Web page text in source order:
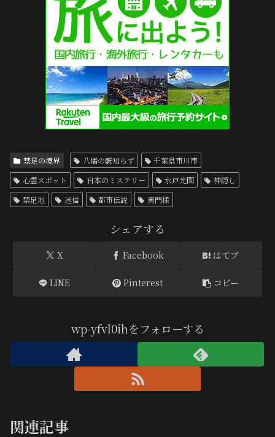
禁足の境界 八幡の藪知らず
千葉県市川市
心霊スポット
日本のミステリー 水戸光圀
神隠し
禁足地
迷信 都市伝説 黄門様
シェアする
X Facebook はてブ
LINE Pinterest コピー
wp-yfvl0ihをフォローする
関連記事